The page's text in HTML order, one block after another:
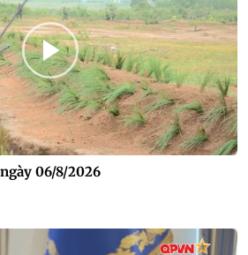
06/8/2026